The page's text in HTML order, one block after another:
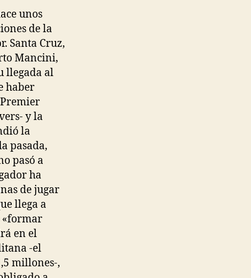
unos
de la
Santa Cruz,
Mancini,
llegada al
haber
y la
la
pasada,
pasó a
ha
de jugar
llega a
«formar
en el
-el
millones-,